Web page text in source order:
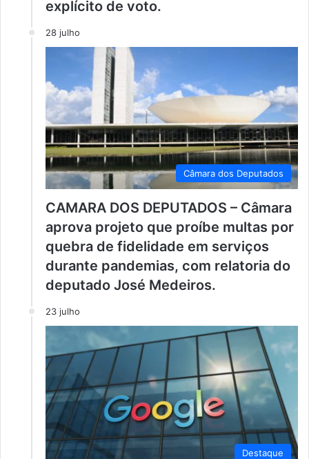
explícito de voto.
28 julho
Câmara dos Deputados
CAMARA DOS DEPUTADOS – Câmara
aprova projeto que proíbe multas por
quebra de fidelidade em serviços
durante pandemias, com relatoria do
deputado José Medeiros.
23 julho
Destaque